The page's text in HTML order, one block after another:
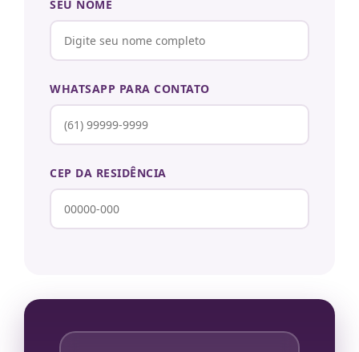
SEU NOME
WHATSAPP PARA CONTATO
CEP DA RESIDÊNCIA